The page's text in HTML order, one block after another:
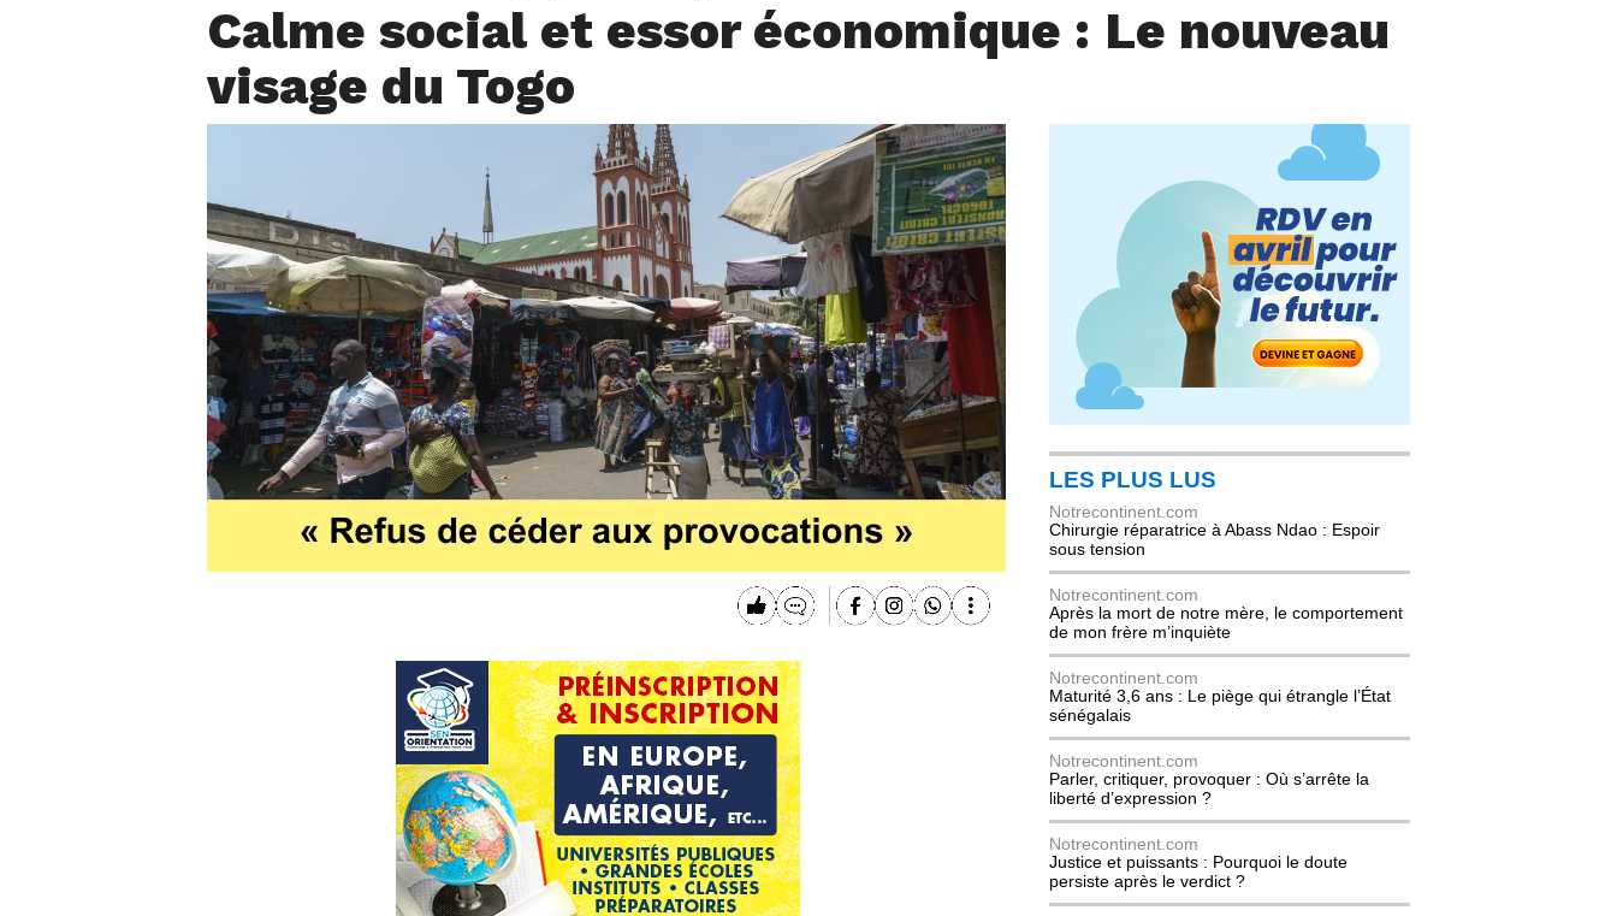
Calme social et essor économique : Le nouveau
visage du Togo
LES PLUS LUS
Notrecontinent.com
Chirurgie réparatrice à Abass Ndao : Espoir
sous tension
Notrecontinent.com
Après la mort de notre mère, le comportement
de mon frère m’inquiète
Notrecontinent.com
Maturité 3,6 ans : Le piège qui étrangle l’État
sénégalais
Notrecontinent.com
Parler, critiquer, provoquer : Où s’arrête la
liberté d’expression ?
Notrecontinent.com
Justice et puissants : Pourquoi le doute
persiste après le verdict ?